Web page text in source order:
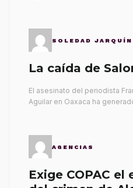
SOLEDAD JARQUÍN
La caída de
El asesinato del periodista
Aguilar en Oaxaca ha
AGENCIAS
Exige COPAC